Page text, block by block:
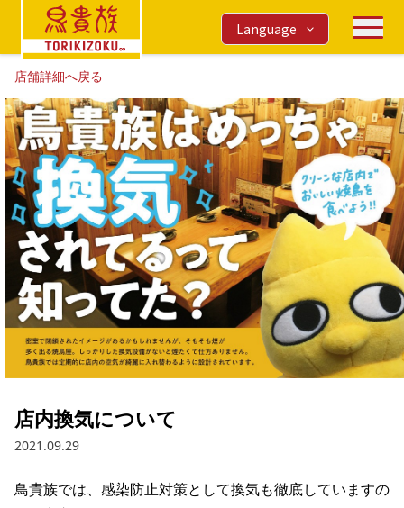
Language
店舗詳細へ戻る
店内換気について
2021.09.29
鳥貴族では、感染防止対策として換気も徹底していますの